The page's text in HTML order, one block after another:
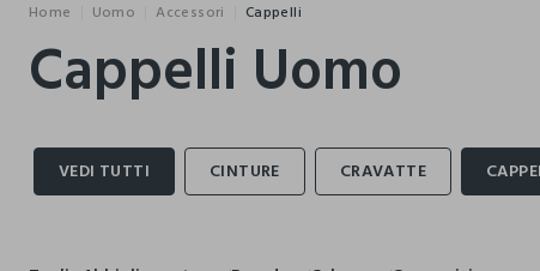
Home Uomo Accessori Cappelli
Cappelli Uomo